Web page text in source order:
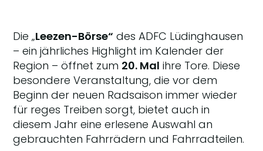
Die „Leezen-Börse“ des ADFC Lüdinghausen
– ein jährliches Highlight im Kalender der
Region – öffnet zum 20. Mal ihre Tore. Diese
besondere Veranstaltung, die vor dem
Beginn der neuen Radsaison immer wieder
für reges Treiben sorgt, bietet auch in
diesem Jahr eine erlesene Auswahl an
gebrauchten Fahrrädern und Fahrradteilen.